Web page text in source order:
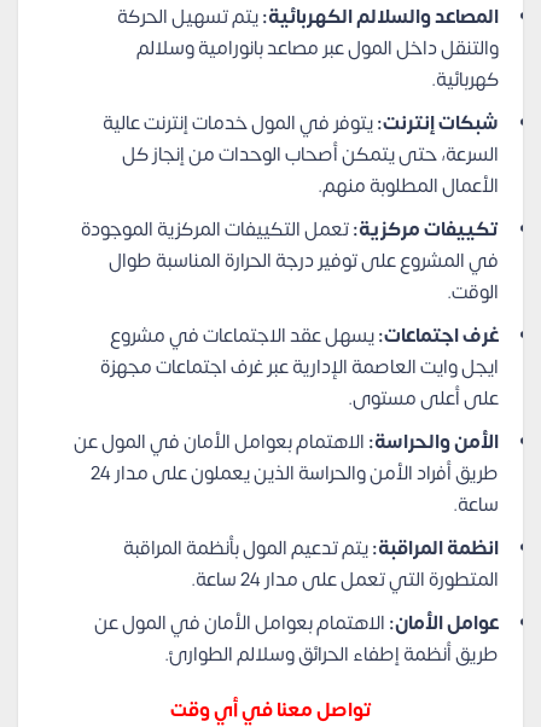
المصاعد والسلالم الكهربائية:يتم تسهيل الحركة
والتنقل داخل المول عبر مصاعد بانورامية وسلالم
كهربائية.
شبكات إنترنت:يتوفر في المول خدمات إنترنت عالية
السرعة، حتى يتمكن أصحاب الوحدات من إنجاز كل
الأعمال المطلوبة منهم.
تكييفات مركزية:تعمل التكييفات المركزية الموجودة
في المشروع على توفير درجة الحرارة المناسبة طوال
الوقت.
غرف اجتماعات:يسهل عقد الاجتماعات في مشروع
ايجل وايت العاصمة الإدارية عبر غرف اجتماعات مجهزة
على أعلى مستوى.
الأمن والحراسة:الاهتمام بعوامل الأمان في المول عن
طريق أفراد الأمن والحراسة الذين يعملون على مدار 24
ساعة.
انظمة المراقبة:يتم تدعيم المول بأنظمة المراقبة
المتطورة التي تعمل على مدار 24 ساعة.
عوامل الأمان:الاهتمام بعوامل الأمان في المول عن
طريق أنظمة إطفاء الحرائق وسلالم الطوارئ.
تواصل معنا في أي وقت